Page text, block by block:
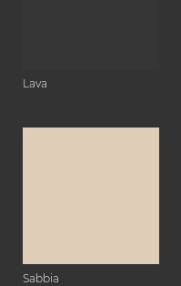
Lava
Sabbia